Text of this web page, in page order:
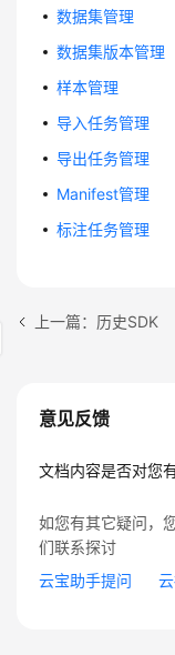
数据集管理
数据集版本管理
样本管理
导入任务管理
导出任务管理
Manifest管理
标注任务管理
上一篇：历史SDK
意见反馈
文档内容是否对您
如您有其它疑问，
们联系探讨
云宝助手提问